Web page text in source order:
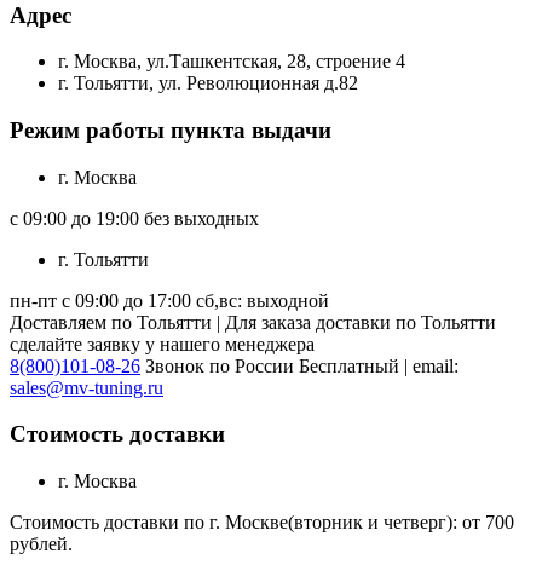
Адрес
г. Москва, ул.Ташкентская, 28, строение 4
г. Тольятти, ул. Революционная д.82
Режим работы пункта выдачи
г. Москва
с 09:00 до 19:00 без выходных
г. Тольятти
пн-пт с 09:00 до 17:00 сб,вс: выходной
Доставляем по Тольятти | Для заказа доставки по Тольятти
сделайте заявку у нашего менеджера
8(800)101-08-26 Звонок по России Бесплатный | email:
sales@mv-tuning.ru
Стоимость доставки
г. Москва
Стоимость доставки по г. Москве(вторник и четверг): от 700
рублей.